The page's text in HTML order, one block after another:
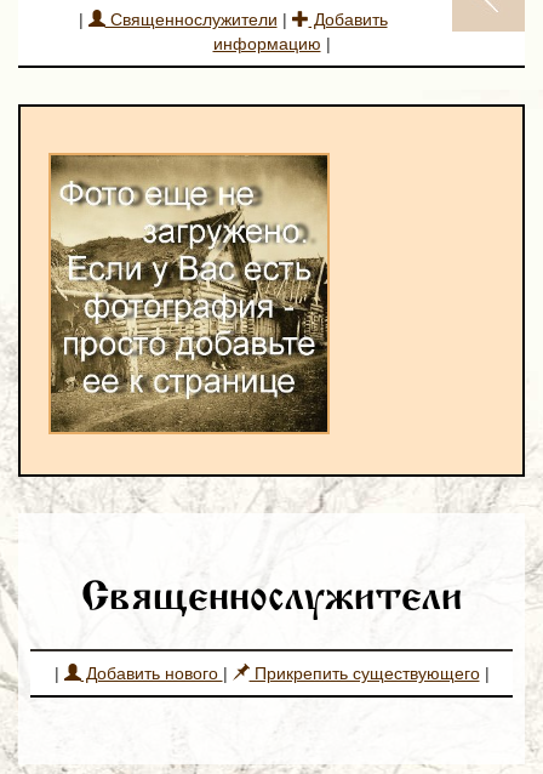
| Священнослужители |
Добавить
информацию |
Священнослужители
| Добавить нового | Прикрепить существующего|